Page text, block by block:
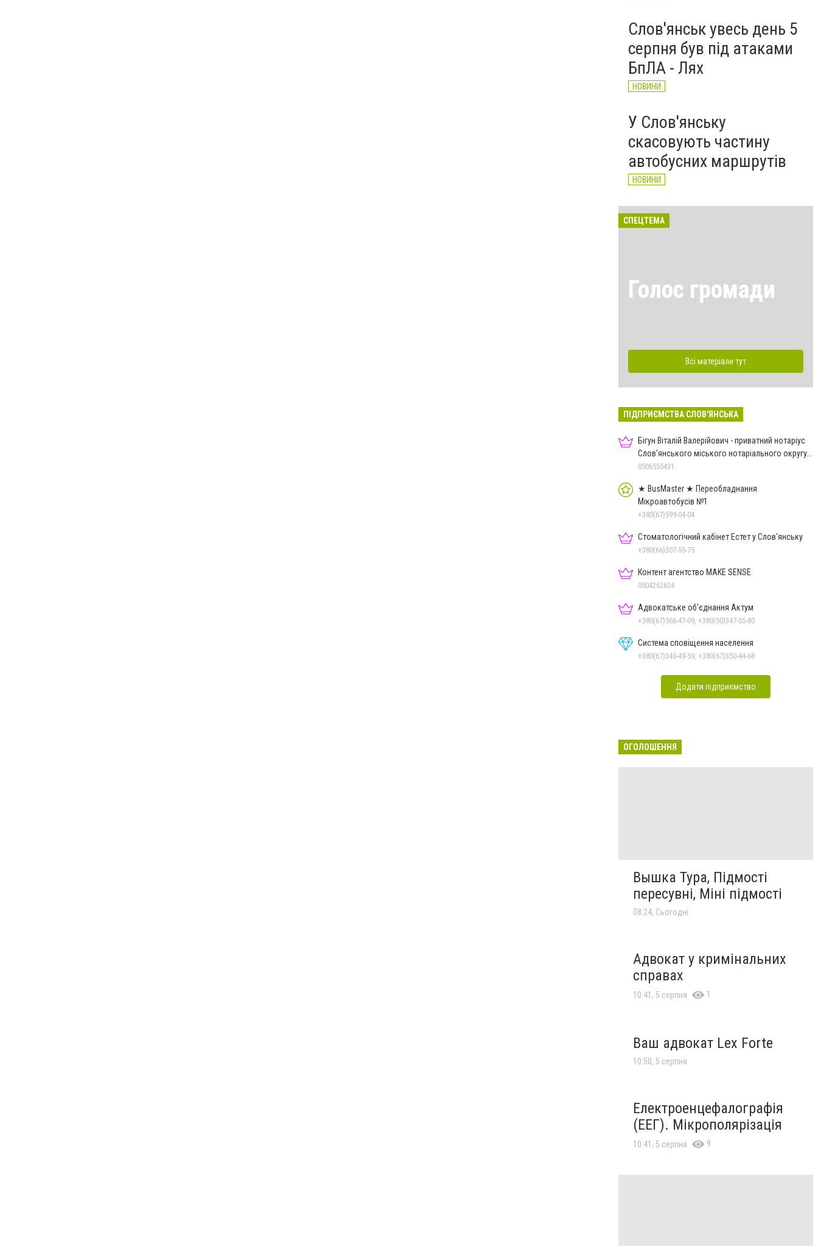
Слов'янськ увесь день 5
серпня був під атаками
БпЛА - Лях
НОВИНИ
У Слов'янську
скасовують частину
автобусних маршрутів
НОВИНИ
СПЕЦТЕМА
Голос громади
Всі матеріали тут
ПІДПРИЄМСТВА СЛОВ'ЯНСЬКА
Бігун Віталій Валерійович - приватний нотаріус
Слов'янського міського нотаріального округу
Дон.обл.
0506555431
★ BusMaster ★ Переобладнання
Мікроавтобусів №1
+380(67)599-04-04
Стоматологічний кабінет Естет у Слов'янську
+380(66)307-55-75
Контент агентство MAKE SENSE
0504262624
Адвокатське об'єднання Актум
+380(67)566-47-09, +380(50)347-05-80
Система сповіщення населення
+380(67)340-49-59, +380(67)350-44-68
Додати підприємство
ОГОЛОШЕННЯ
Вышка Тура, Підмості
пересувні, Міні підмості
08:24, Сьогодні
Адвокат у кримінальних
справах
10:41, 5 серпня 1
Ваш адвокат Lex Forte
10:50, 5 серпня
Електроенцефалографія
(ЕЕГ). Мікрополярізація
10:41, 5 серпня 9